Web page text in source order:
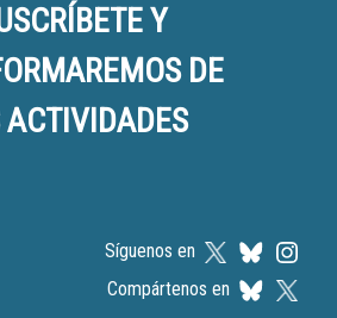
Y
DE
ACTIVIDADES
Síguenos en
Compártenos en